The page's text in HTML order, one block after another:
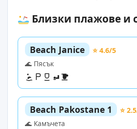
Близки плажове и
Beach Janice
⭐ 4.6/5
🌊 Пясък
Beach Pakostane 1
⭐
🌊 Камъчета